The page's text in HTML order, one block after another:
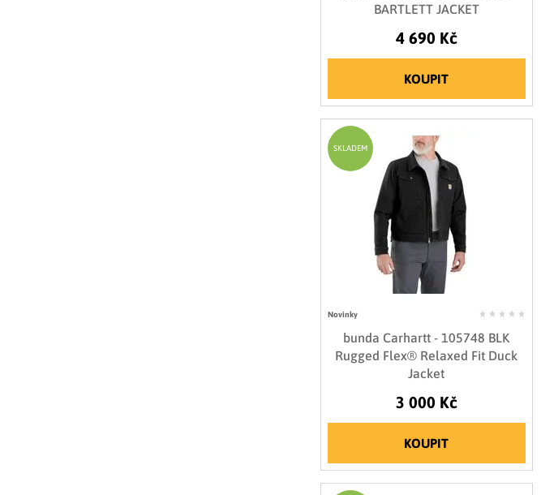
BARTLETT JACKET
4 690 Kč
KOUPIT
Novinky
bunda Carhartt - 105748 BLK
Rugged Flex® Relaxed Fit Duck
Jacket
3 000 Kč
KOUPIT
SKLADEM